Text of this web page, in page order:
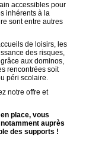
accessibles pour
inhérents à la
sont entre autres
de loisirs, les
des risques,
aux dominos,
rencontrées soit
péri scolaire.
notre offre et
place, vous
auprès
des supports !